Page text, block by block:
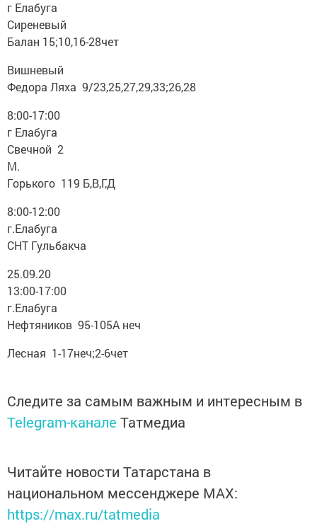
г Елабуга
Сиреневый
Балан 15;10,16-28чет
Вишневый
Федора Ляха 9/23,25,27,29,33;26,28
8:00-17:00
г Елабуга
Свечной 2
М.
Горького 119 Б,В,Г,Д
8:00-12:00
г.Елабуга
СНТ Гульбакча
25.09.20
13:00-17:00
г.Елабуга
Нефтяников 95-105А неч
Лесная 1-17неч;2-6чет
Следите за самым важным и интересным в
Telegram-канале Татмедиа
Читайте новости Татарстана в
национальном мессенджере MАХ:
https://max.ru/tatmedia